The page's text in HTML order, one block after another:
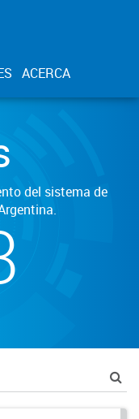
ACERCA
del sistema de